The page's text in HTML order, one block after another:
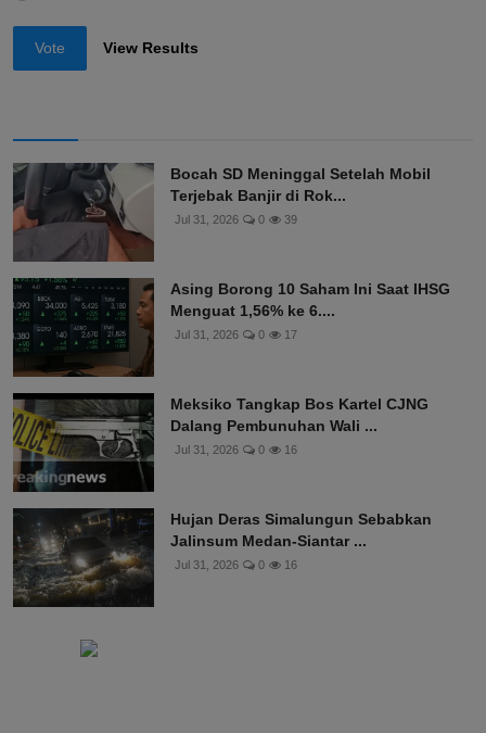
Vote View Results
Bocah SD Meninggal Setelah Mobil
Terjebak Banjir di Rok...
Jul 31, 2026 0 39
Asing Borong 10 Saham Ini Saat IHSG
Menguat 1,56% ke 6....
Jul 31, 2026 0 17
Meksiko Tangkap Bos Kartel CJNG
Dalang Pembunuhan Wali ...
Jul 31, 2026 0 16
Hujan Deras Simalungun Sebabkan
Jalinsum Medan-Siantar ...
Jul 31, 2026 0 16